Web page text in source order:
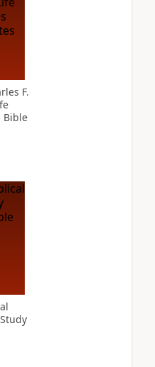
F.
Bible